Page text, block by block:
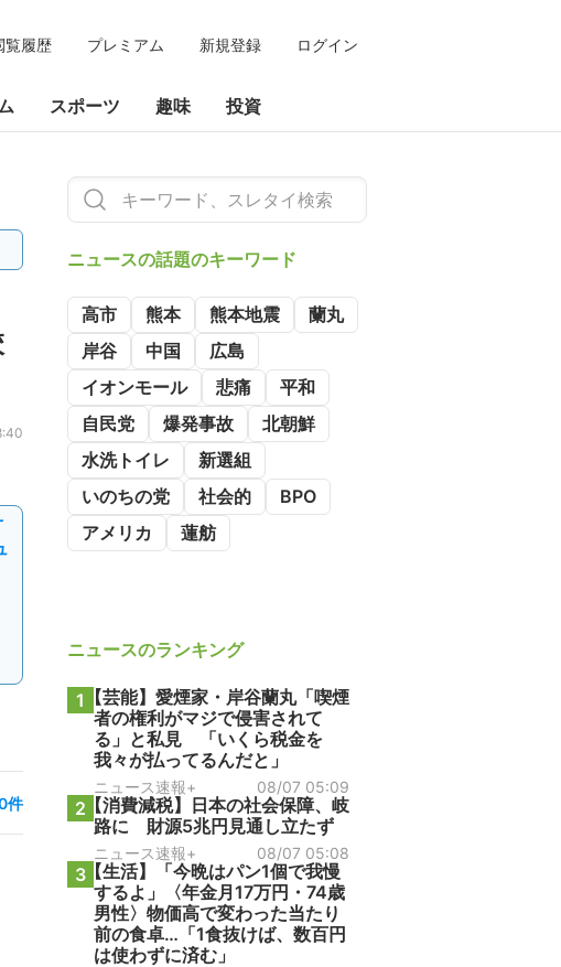
覧履歴 プレミアム 新規登録 ログイン
スポーツ 趣味 投資
件
ニュースの話題のキーワード
高市 熊本 熊本地震
蘭丸
岸谷
中国
広島
イオンモール
悲痛
平和
自民党
爆発事故
北朝鮮
水洗トイレ
新選組
いのちの党
社会的
BPO
アメリカ
蓮舫
ニュースのランキング
1 【芸能】愛煙家・岸谷蘭丸「喫煙
者の権利がマジで侵害されて
る」と私見 「いくら税金を
我々が払ってるんだと」
ニュース速報+ 08/07 05:09
2 【消費減税】日本の社会保障、岐
路に 財源5兆円見通し立たず
ニュース速報+ 08/07 05:08
3【生活】「今晩はパン1個で我慢
するよ」〈年金月17万円・74歳
男性〉物価高で変わった当たり
前の食卓…「1食抜けば、数百円
は使わずに済む」